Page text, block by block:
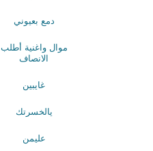
دمع بعيوني
موال واغنية أطلب
الانصاف
غايبين
يالخسرتك
عليمن